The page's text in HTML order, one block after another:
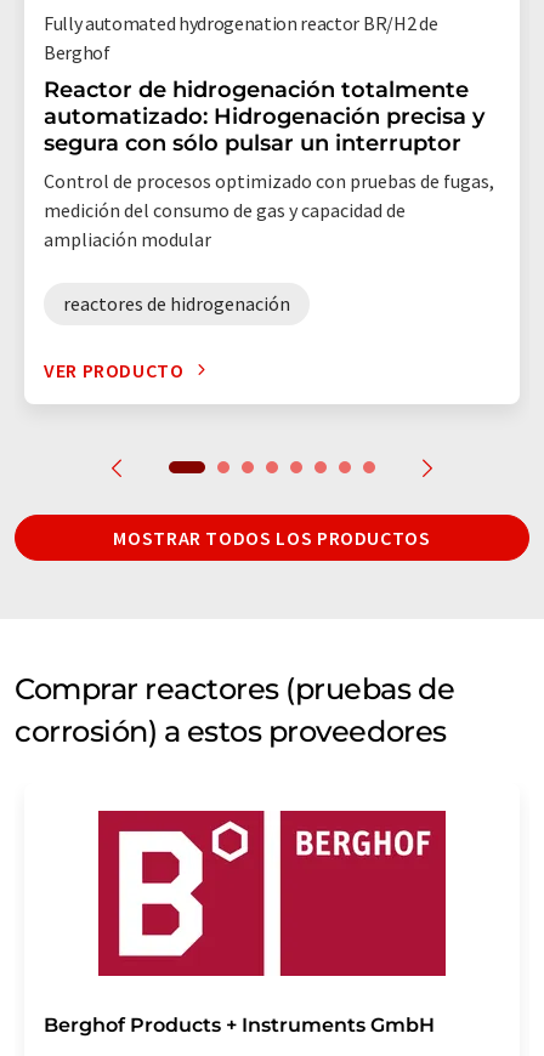
Fully automated hydrogenation reactor BR/H2 de
Berghof
Reactor de hidrogenación totalmente
automatizado: Hidrogenación precisa y
segura con sólo pulsar un interruptor
Control de procesos optimizado con pruebas de fugas,
medición del consumo de gas y capacidad de
ampliación modular
reactores de hidrogenación
VER PRODUCTO
MOSTRAR TODOS LOS PRODUCTOS
Comprar reactores (pruebas de
corrosión) a estos proveedores
Berghof Products + Instruments GmbH